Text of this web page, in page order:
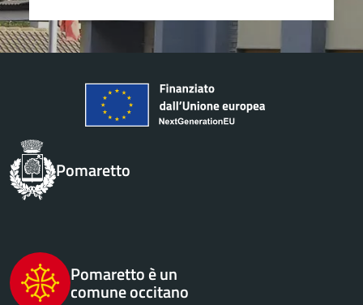
Pomaretto
Pomaretto è un
comune occitano